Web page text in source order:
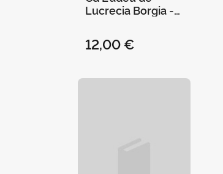
Lucrecia Borgia -
12,00 €